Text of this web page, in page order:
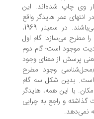
چاپ شده‌اند. این
عمر هایدگر واقع
شده و شامل بازنگری وی در تفکرش می‌باشند. در سمینار 1969،
گام اول
است؛ گام دوم
از معنای وجود
وجود مطرح
شکل سه گام
همه، هایدگر
و راجع به چرایی